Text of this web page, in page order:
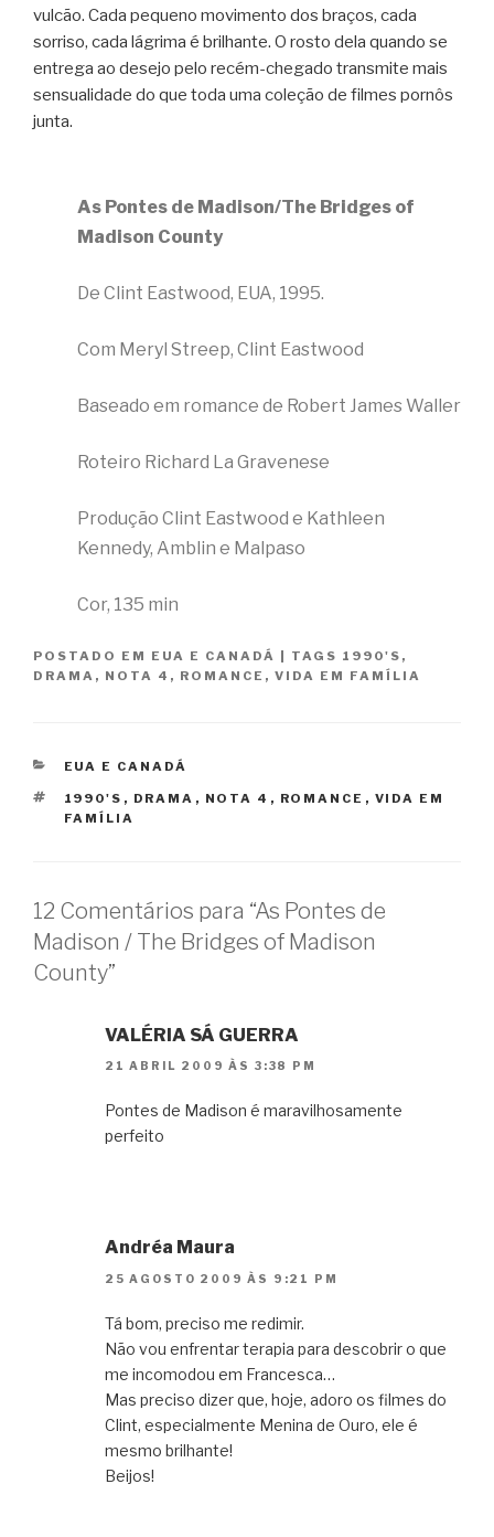
vulcão. Cada pequeno movimento dos braços, cada
sorriso, cada lágrima é brilhante. O rosto dela quando se
entrega ao desejo pelo recém-chegado transmite mais
sensualidade do que toda uma coleção de filmes pornôs
junta.
As Pontes de Madison/The Bridges of
Madison County
De Clint Eastwood, EUA, 1995.
Com Meryl Streep, Clint Eastwood
Baseado em romance de Robert James Waller
Roteiro Richard La Gravenese
Produção Clint Eastwood e Kathleen
Kennedy, Amblin e Malpaso
Cor, 135 min
POSTADO EM EUA E CANADÁ TAGS 1990'S ,
DRAMA , NOTA 4 , ROMANCE , VIDA EM FAMÍLIA
CATEGORIAS
EUA E CANADÁ
TAGS
1990'S , DRAMA , NOTA 4 , ROMANCE , VIDA EM
FAMÍLIA
12 Comentários para “As Pontes de
Madison / The Bridges of Madison
County”
VALÉRIA SÁ GUERRA
21 ABRIL 2009 ÀS 3:38 PM
Pontes de Madison é maravilhosamente
perfeito
Andréa Maura
25 AGOSTO 2009 ÀS 9:21 PM
Tá bom, preciso me redimir.
Não vou enfrentar terapia para descobrir o que
me incomodou em Francesca…
Mas preciso dizer que, hoje, adoro os filmes do
Clint, especialmente Menina de Ouro, ele é
mesmo brilhante!
Beijos!